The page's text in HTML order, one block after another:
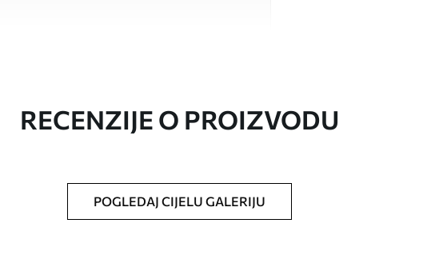
ste odredili, izrezana na identične trake
RECENZIJE O PROIZVODU
POGLEDAJ CIJELU GALERIJU